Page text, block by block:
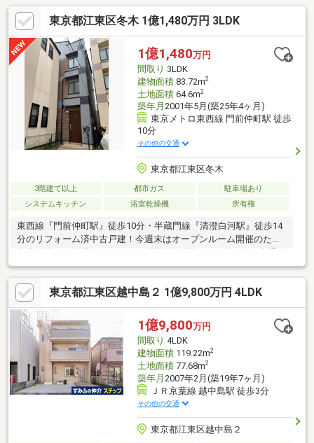
の良い居住空間となっています。・風通しの良い二面採光の居
室。全居室二面採光の間取り設計となっており、どの居室も換気
がしやすいのが特徴です。・大切な愛車を雨風から防げるビルト
イン車庫。お車をお持ちでない方は、駐輪場や物置としてもご利
用いただけます。
東京都江東区冬木 1億1,480万円 3LDK
1億1,480万円
間取り 3LDK
建物面積83.72m2
土地面積64.6m2
築年月 2001年5月(築25年4ヶ月)
東京メトロ東西線 門前仲町駅 徒歩
10分
その他の交通
東京都江東区冬木
3階建て以上 都市ガス
駐車場あり
システムキッチン
浴室乾燥機 所有権
東西線『門前仲町駅』徒歩10分・半蔵門線『清澄白河駅』徒歩14
分のリフォーム済中古戸建！今週末はオープンルーム開催のため
駅まで直通！快速の場合乗車時間は約6分と都心までのアクセスも
良好です！赤札堂深川店まで約9分・数矢小学校まで約5分・深川
第二中学校まで約4分と子育て世代の方にもおすすめな立地となっ
ております♪本物件はリフォーム済のため室内や水回りなど清潔感
もあり、快適にお過ごしいただけます♪また、リフォーム済物件の
良いところはいつでもご内見いただけます！お引き渡しまでお時
間をいただかないのも良いところです♪
東京都江東区越中島２ 1億9,800万円 4LDK
1億9,800万円
間取り 4LDK
建物面積119.22m2
土地面積77.68m2
築年月 2007年2月(築19年7ヶ月)
ＪＲ京葉線 越中島駅 徒歩3分
その他の交通
東京都江東区越中島２